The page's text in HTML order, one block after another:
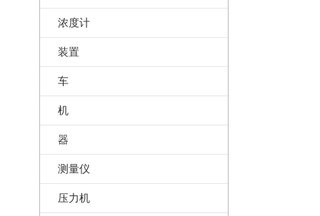
浓度计
装置
车
机
器
测量仪
压力机